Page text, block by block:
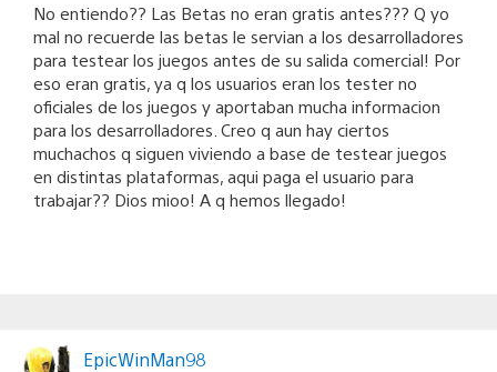
No entiendo?? Las Betas no eran gratis antes??? Q yo
mal no recuerde las betas le servian a los desarrolladores
para testear los juegos antes de su salida comercial! Por
eso eran gratis, ya q los usuarios eran los tester no
oficiales de los juegos y aportaban mucha informacion
para los desarrolladores. Creo q aun hay ciertos
muchachos q siguen viviendo a base de testear juegos
en distintas plataformas, aqui paga el usuario para
trabajar?? Dios mioo! A q hemos llegado!
EpicWinMan98